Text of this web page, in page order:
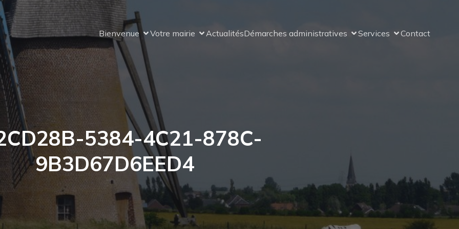
Bienvenue Votre mairie ActualitésDémarches administratives Services Contact
5384-4C21-878C-
9B3D67D6EED4